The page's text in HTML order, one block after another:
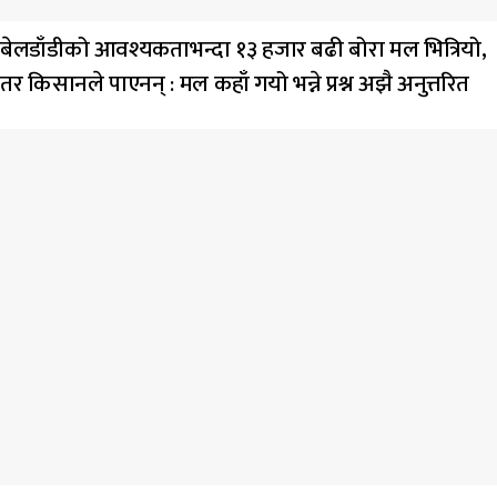
बेलडाँडीको आवश्यकताभन्दा १३ हजार बढी बोरा मल भित्रियो,
तर किसानले पाएनन् : मल कहाँ गयो भन्ने प्रश्न अझै अनुत्तरित